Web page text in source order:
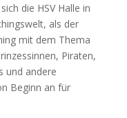
die HSV Halle in
als der
mit dem Thema
Piraten,
und andere
Beginn an für